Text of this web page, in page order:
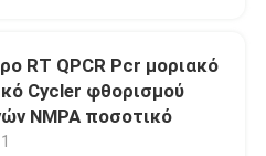
RT QPCR Pcr μοριακό
Cycler φθορισμού
NMPA ποσοτικό